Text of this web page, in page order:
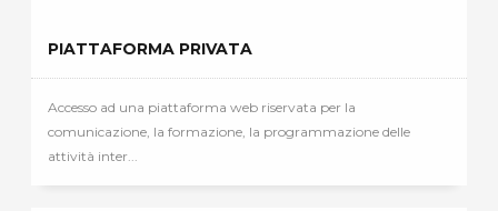
PIATTAFORMA PRIVATA
Accesso ad una piattaforma web riservata per la
comunicazione, la formazione, la programmazione delle
attività inter...